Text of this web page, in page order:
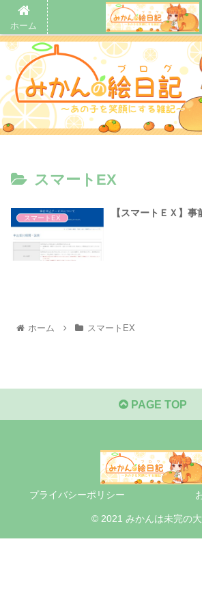
スマートEX
スマートEX 【スマートＥＸ】
ホーム スマートEX
PAGE TOP
プライバシーポリシー
© 2021 みかんは未完の
ホーム